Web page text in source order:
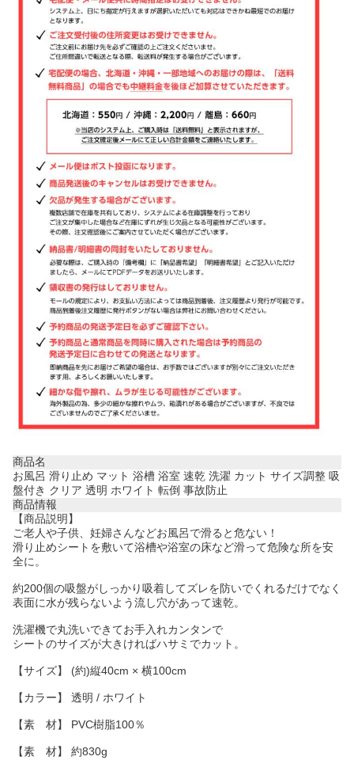
商品名
お風呂 滑り止め マット 浴槽 浴室 速乾 洗濯 カット サイズ調整 吸
盤付き クリア 透明 ホワイト 転倒 事故防止
商品情報
【商品説明】
ご老人や子供、妊婦さんなどお風呂で滑ると危ない！
滑り止めシートを敷いて浴槽や浴室の床など滑って危険な所を安
全に。
約200個の吸盤がしっかり吸着してズレを防いでくれるだけでなく
表面に水が残らないよう流し穴があって速乾。
洗濯機で丸洗いできてお手入れカンタンで
シートのサイズが大きければハサミでカット。
【サイズ】 (約)縦40cm × 横100cm
【カラー】 透明 / ホワイト
【素 材】 PVC樹脂100％
【素 材】 約830g